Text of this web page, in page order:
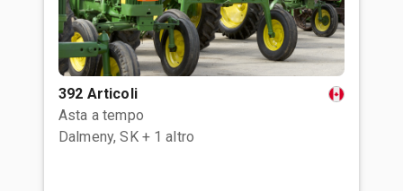
392 Articoli
Asta a tempo
Dalmeny, SK + 1 altro